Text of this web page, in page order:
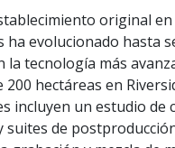
original en
ha evolucionado hasta
la tecnología más
200 hectáreas en
incluyen un estudio de
suites de